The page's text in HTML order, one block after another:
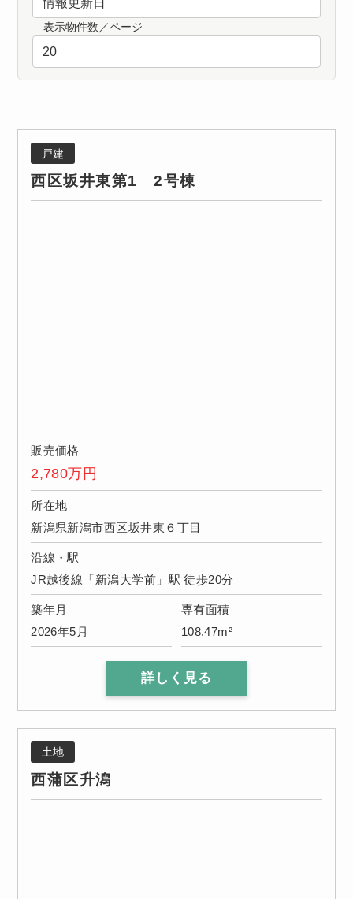
表示物件数／ページ
戸建
西区坂井東第1 2号棟
販売価格
2,780万円
所在地
新潟県新潟市西区坂井東６丁目
沿線・駅
JR越後線「新潟大学前」駅 徒歩20分
築年月
2026年5月
専有面積
108.47m²
詳しく見る
土地
西蒲区升潟